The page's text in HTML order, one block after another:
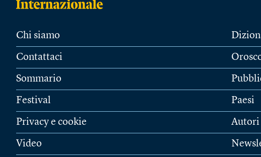
Chi siamo
Contattaci
Sommario
Festival
Privacy e cookie
Video
Paesi
Autori